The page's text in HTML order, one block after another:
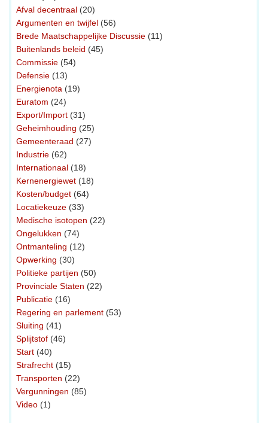
Afval decentraal (20)
Argumenten en twijfel (56)
Brede Maatschappelijke Discussie (11)
Buitenlands beleid (45)
Commissie (54)
Defensie (13)
Energienota (19)
Euratom (24)
Export/Import (31)
Geheimhouding (25)
Gemeenteraad (27)
Industrie (62)
Internationaal (18)
Kernenergiewet (18)
Kosten/budget (64)
Locatiekeuze (33)
Medische isotopen (22)
Ongelukken (74)
Ontmanteling (12)
Opwerking (30)
Politieke partijen (50)
Provinciale Staten (22)
Publicatie (16)
Regering en parlement (53)
Sluiting (41)
Splijtstof (46)
Start (40)
Strafrecht (15)
Transporten (22)
Vergunningen (85)
Video (1)